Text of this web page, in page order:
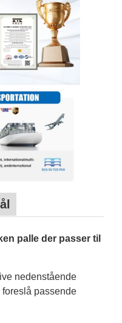
palle der passer til
nedenstående
passende